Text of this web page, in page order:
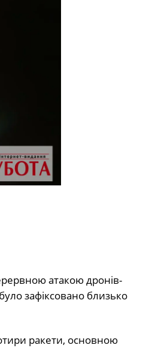
атакою дронів-
зафіксовано близько
ракети, основною